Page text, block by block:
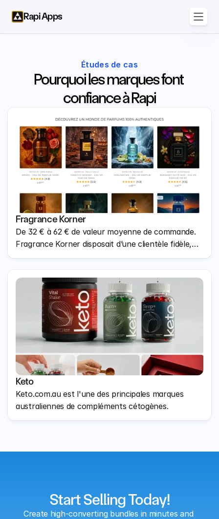
Études de cas
Pourquoi les marques font
confiance à Rapi
Fragrance Korner
De 32 € à 62 € de valeur moyenne de commande.
Fragrance Korner disposait d’une clientèle fidèle,
mais n’arrivait pas à faire dépasser le panier moyen
partaient. Il n’existait aucun mécanisme pour
encourager l’exploration.
Keto
Keto.com.au est l'une des principales marques
australiennes de compléments cétogènes.
Start Selling Today!
Create high-converting bundles in minutes and
Rapi Apps